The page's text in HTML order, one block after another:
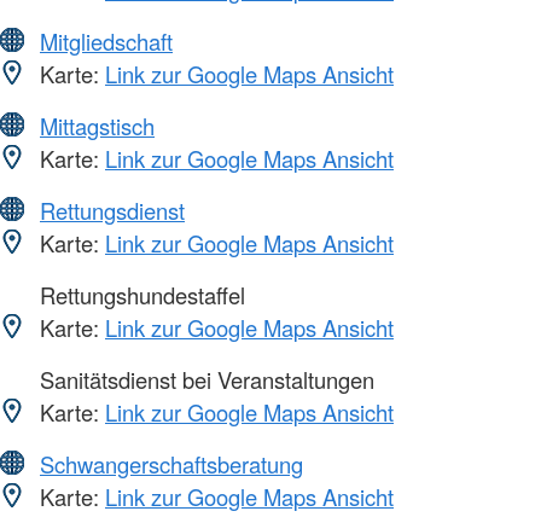
Mitgliedschaft
Karte: Link zur Google Maps Ansicht
Mittagstisch
Karte: Link zur Google Maps Ansicht
Rettungsdienst
Karte: Link zur Google Maps Ansicht
Rettungshundestaffel
Karte: Link zur Google Maps Ansicht
Sanitätsdienst bei Veranstaltungen
Karte: Link zur Google Maps Ansicht
Schwangerschaftsberatung
Karte: Link zur Google Maps Ansicht